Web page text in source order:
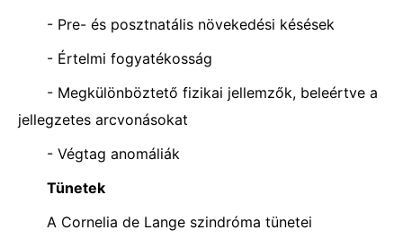
- Pre- és posztnatális növekedési késések
- Értelmi fogyatékosság
- Megkülönböztető fizikai jellemzők, beleértve a
jellegzetes arcvonásokat
- Végtag anomáliák
Tünetek
A Cornelia de Lange szindróma tünetei